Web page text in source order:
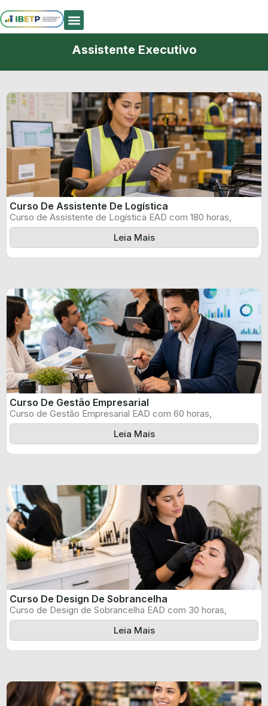
Assistente Executivo
Curso De Assistente De Logística
Curso de Assistente de Logística EAD com 180 horas,
certificado informado pelo produtor ...
Leia Mais
Curso De Gestão Empresarial
Curso de Gestão Empresarial EAD com 60 horas,
certificado informado pelo produtor e ...
Leia Mais
Curso De Design De Sobrancelha
Curso de Design de Sobrancelha EAD com 30 horas,
certificado informado pelo produtor ...
Leia Mais